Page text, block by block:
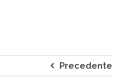
Precedente